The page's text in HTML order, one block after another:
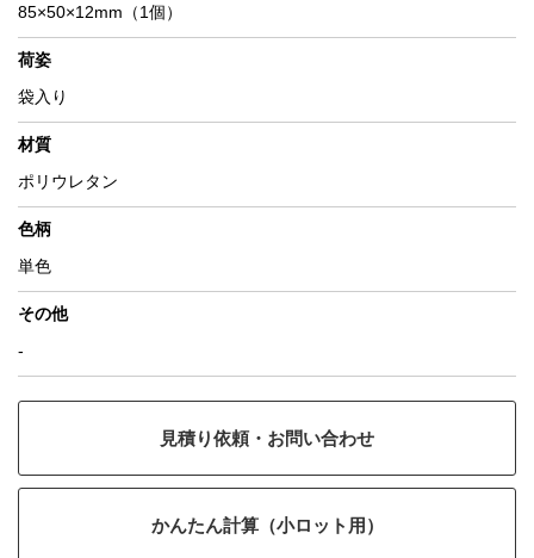
85×50×12mm（1個）
荷姿
袋入り
材質
ポリウレタン
色柄
単色
その他
-
見積り依頼・お問い合わせ
かんたん計算（小ロット用）